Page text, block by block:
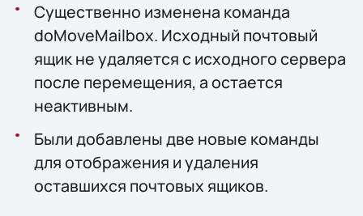
Существенно изменена команда
doMoveMailbox. Исходный почтовый
ящик не удаляется с исходного сервера
после перемещения, а остается
неактивным.
Были добавлены две новые команды
для отображения и удаления
оставшихся почтовых ящиков.